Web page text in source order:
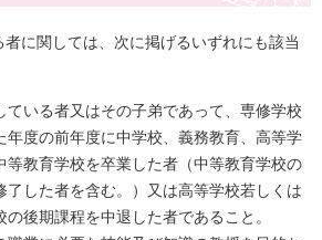
に関しては、次に掲げるいずれにも該当
ている者又はその子弟であって、専修学校
年度の前年度に中学校、義務教育、高等学
等教育学校を卒業した者（中等教育学校の
了した者を含む。）又は高等学校若しくは
の後期課程を中退した者であること。